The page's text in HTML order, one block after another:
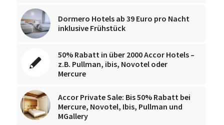
Dormero Hotels ab 39 Euro pro Nacht
inklusive Frühstück
50% Rabatt in über 2000 Accor Hotels –
z.B. Pullman, ibis, Novotel oder
Mercure
Accor Private Sale: Bis 50% Rabatt bei
Mercure, Novotel, Ibis, Pullman und
MGallery